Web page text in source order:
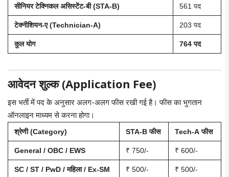
सीनियर टेक्निकल असिस्टेंट-बी (STA-B) 561 पद
टेक्नीशियन-ए (Technician-A) 203 पद
कुल योग 764 पद
आवेदन शुल्क (Application Fee)
इस भर्ती में पद के अनुसार अलग-अलग फीस रखी गई है। फीस का भुगतान
ऑनलाइन माध्यम से करना होगा।
श्रेणी (Category) STA-B फीस Tech-A फीस
General / OBC / EWS ₹ 750/- ₹ 600/-
SC / ST / PwD / महिला / Ex-SM ₹ 500/- ₹ 500/-